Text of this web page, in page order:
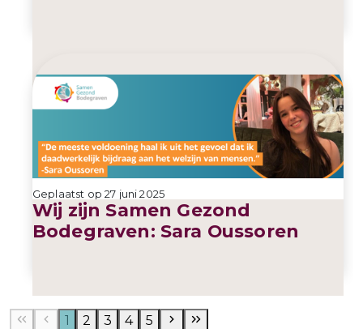
Geplaatst op 27 juni 2025
Wij zijn Samen Gezond
Bodegraven: Sara Oussoren
1 2 3 4
5